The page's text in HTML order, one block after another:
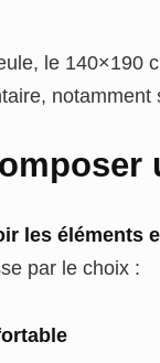
le 140×190
notamment
les éléments
par le choix :